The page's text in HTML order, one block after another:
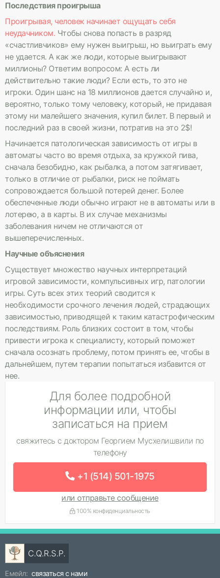
Последствия проигрыша
Проигрывая, человек начинает ощущать себя
неудачником. Чтобы снова попасть в разряд
«счастливчиков» ему нужен выигрыш, но выиграть ему
не удается. А как же люди, которые выигрывают
миллионы? Ответим вопросом: А есть ли
действительно такие люди? Если есть, то это не
игроки. Один шанс на 18 миллионов дается случайно и,
вероятно, только тому человеку, который, не придавая
этому ни малейшего значения, купил билет. В первый и
последний раз в своей жизни, потратив на это 2$!
Начинается патологическая зависимость от игры в
автоматы часто во время отдыха, за кружкой пива,
сначала безобидно, как рыбалка, а потом затягивает,
только в отличие от рыбалки, риск не поймать
сопровождается большой потерей денег. Более
обеспеченные люди обычно играют не в автоматы или в
лотерею, а в карты. В их случае механизмы
заболевания ничем не отличаются от
вышеперечисленных.
Научные объяснения
Существует множество научных интерпретаций
игровой зависимости, компульсивных игр, патологии
игры. Суть всех этих теорий сводится к
необходимости срочного лечения людей, страдающих
зависимостью, приводящей к таким катастрофическим
последствиям. Роль близких состоит в том, чтобы
привести игрока к специалисту, который поможет
сначала осознать проблему, потом принять ее, чтобы в
дальнейшем, путем терапии попытаться избавится от
нее.
Для более подробной
информации или, чтобы
записаться на прием
свяжитесь с доктором Георгием Мусхелишвили по
телефону
+1 (514) 501-1975
или отправьте сообщение
100% конфиденциальность
C.Q.R.S.P.
Емейл: связаться с нами